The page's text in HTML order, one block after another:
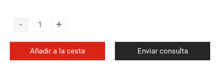
- +
Añadir a la cesta Enviar consulta